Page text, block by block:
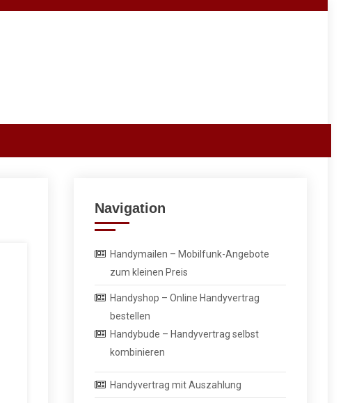
Navigation
Handymailen – Mobilfunk-Angebote
zum kleinen Preis
Handyshop – Online Handyvertrag
bestellen
Handybude – Handyvertrag selbst
kombinieren
Handyvertrag mit Auszahlung